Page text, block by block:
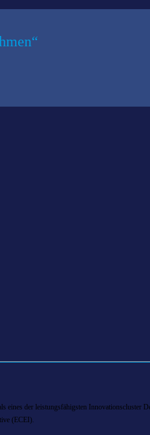
der leistungsfähigsten Innovationscluster
(ECEI).